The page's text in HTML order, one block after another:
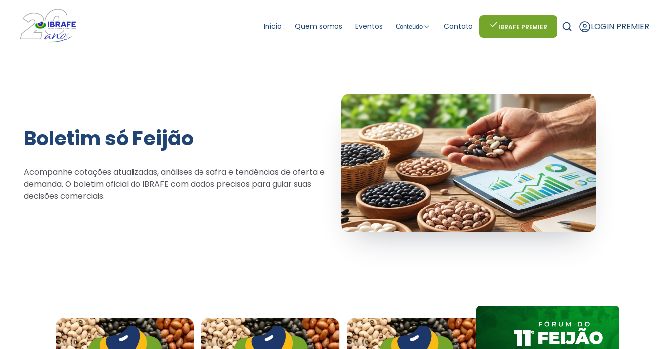
Início Quem somos Eventos Conteúdo Contato IBRAFE PREMIER LOGIN PREMIER
Boletim só Feijão
Acompanhe cotações atualizadas, análises de safra e tendências de oferta e
demanda. O boletim oficial do IBRAFE com dados precisos para guiar suas
decisões comerciais.